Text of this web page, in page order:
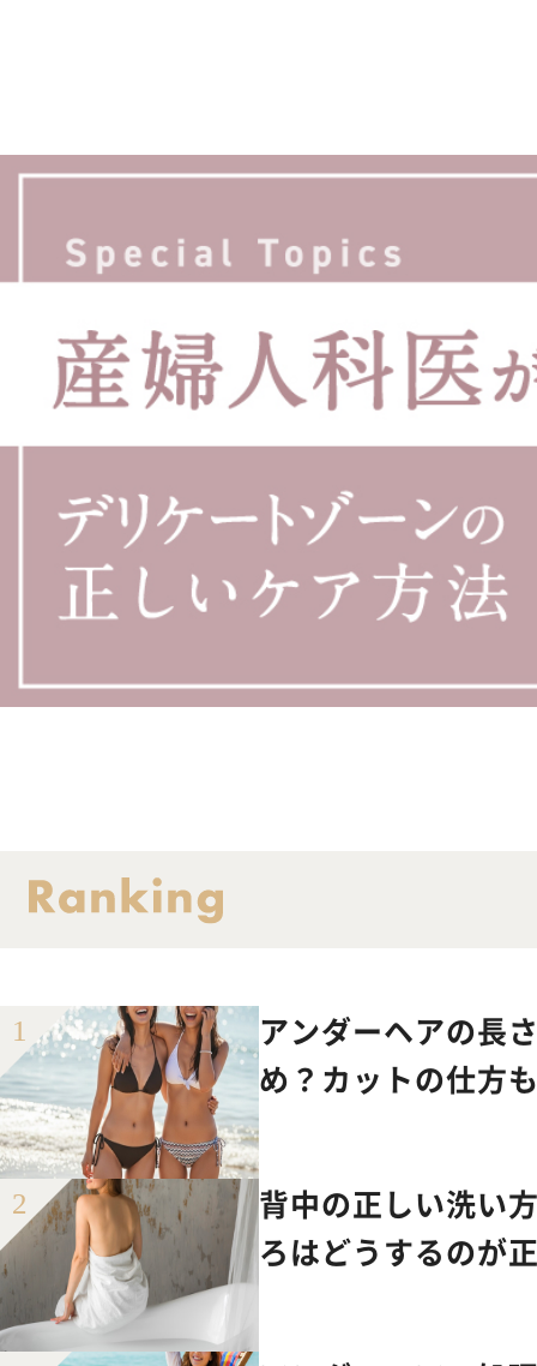
アンダーヘアの長
め？カットの仕方
背中の正しい洗い
ろはどうするのが